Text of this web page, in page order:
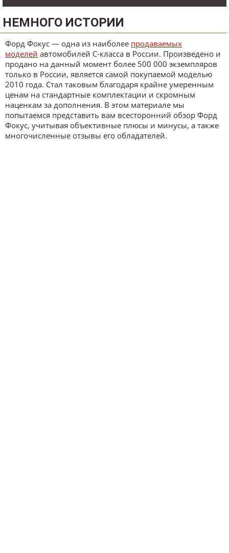
НЕМНОГО ИСТОРИИ
Форд Фокус — одна из наиболее продаваемых
моделей автомобилей С-класса в России. Произведено и
продано на данный момент более 500 000 экземпляров
только в России, является самой покупаемой моделью
2010 года. Стал таковым благодаря крайне умеренным
ценам на стандартные комплектации и скромным
наценкам за дополнения. В этом материале мы
попытаемся представить вам всесторонний обзор Форд
Фокус, учитывая объективные плюсы и минусы, а также
многочисленные отзывы его обладателей.